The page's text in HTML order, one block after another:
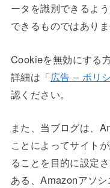
ータを識別できるよ
できるものではありま
Cookieを無効にする
詳細は「広告 – ポリ
認ください。
また、当ブログは、
ことによってサイト
ることを目的に設定
ある、Amazonアソ